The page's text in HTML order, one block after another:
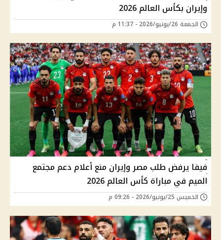
وإيران بكأس العالم 2026
الجمعة 26/يونيو/2026 - 11:37 م
فيفا يرفض طلب مصر وإيران منع أعلام دعم مجتمع
الميم في مباراة كأس العالم 2026
الخميس 25/يونيو/2026 - 09:26 م